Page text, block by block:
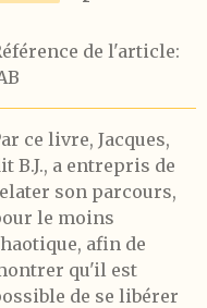
de l'article:
ce livre, Jacques,
B.J., a entrepris de
son parcours,
le moins
afin de
qu'il est
de se libérer